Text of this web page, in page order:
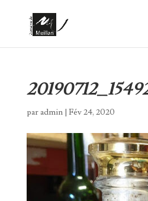
paradmin| Fév 24, 2020